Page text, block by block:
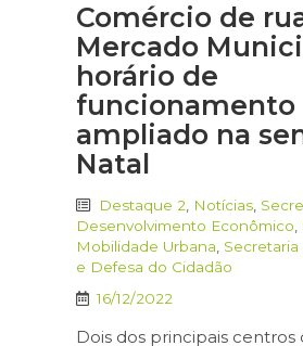
Comércio de
Mercado
horário de
funcionamento
ampliado na
Natal
Destaque 2 Notícias
Desenvolvimento Econômico
Mobilidade Urbana
e Defesa do Cidadão
16/12/2022
Dois dos principais